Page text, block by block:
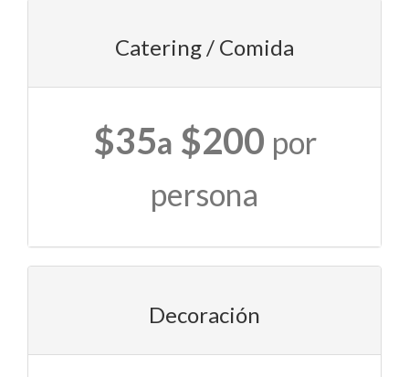
Catering / Comida
$35a $200 por
persona
Decoración